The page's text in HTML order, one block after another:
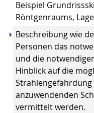
Beispiel
Röntgenraums,
Beschreibung wie
Personen das
und die
Hinblick auf die
anzuwendenden
vermittelt werden.